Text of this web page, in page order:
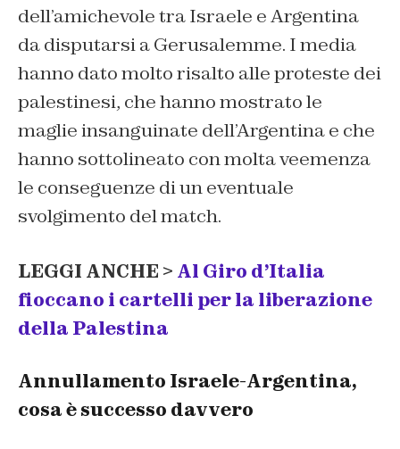
dell’amichevole tra Israele e Argentina
da disputarsi a Gerusalemme. I media
hanno dato molto risalto alle proteste dei
palestinesi, che hanno mostrato le
maglie insanguinate dell’Argentina e che
hanno sottolineato con molta veemenza
le conseguenze di un eventuale
svolgimento del match.
LEGGI ANCHE > Al Giro d’Italia
fioccano i cartelli per la liberazione
della Palestina
Annullamento Israele-Argentina,
cosa è successo davvero